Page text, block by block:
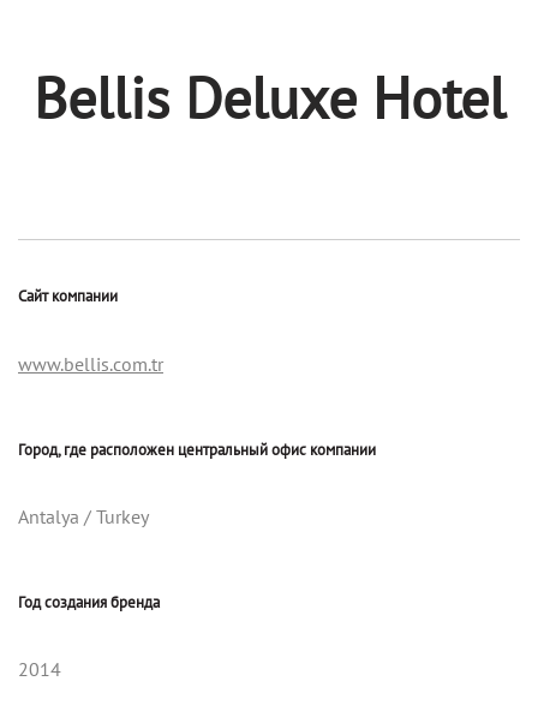
Bellis Deluxe Hotel
Сайт компании
www.bellis.com.tr
Город, где расположен центральный офис компании
Antalya / Turkey
Год создания бренда
2014